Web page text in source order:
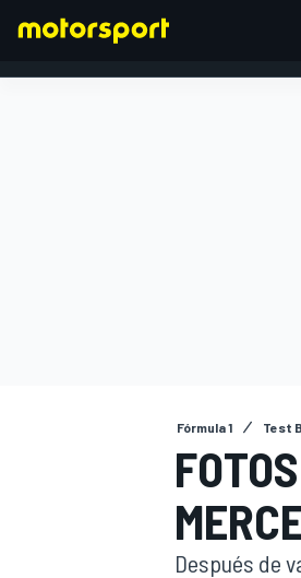
Fórmula 1 Test
Después de